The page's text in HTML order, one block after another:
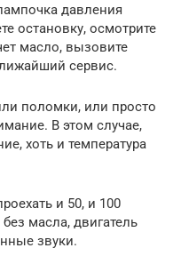
давления
остановку, осмотрите
масло, вызовите
сервис.
поломки, или просто
В этом случае,
хоть и температура
и 50, и 100
масла, двигатель
звуки.